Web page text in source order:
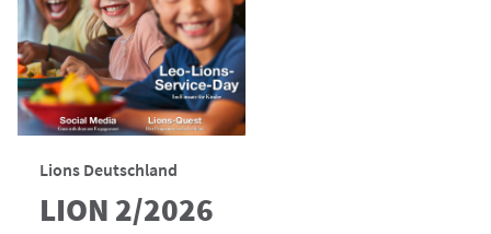
Lions Deutschland
LION 2/2026